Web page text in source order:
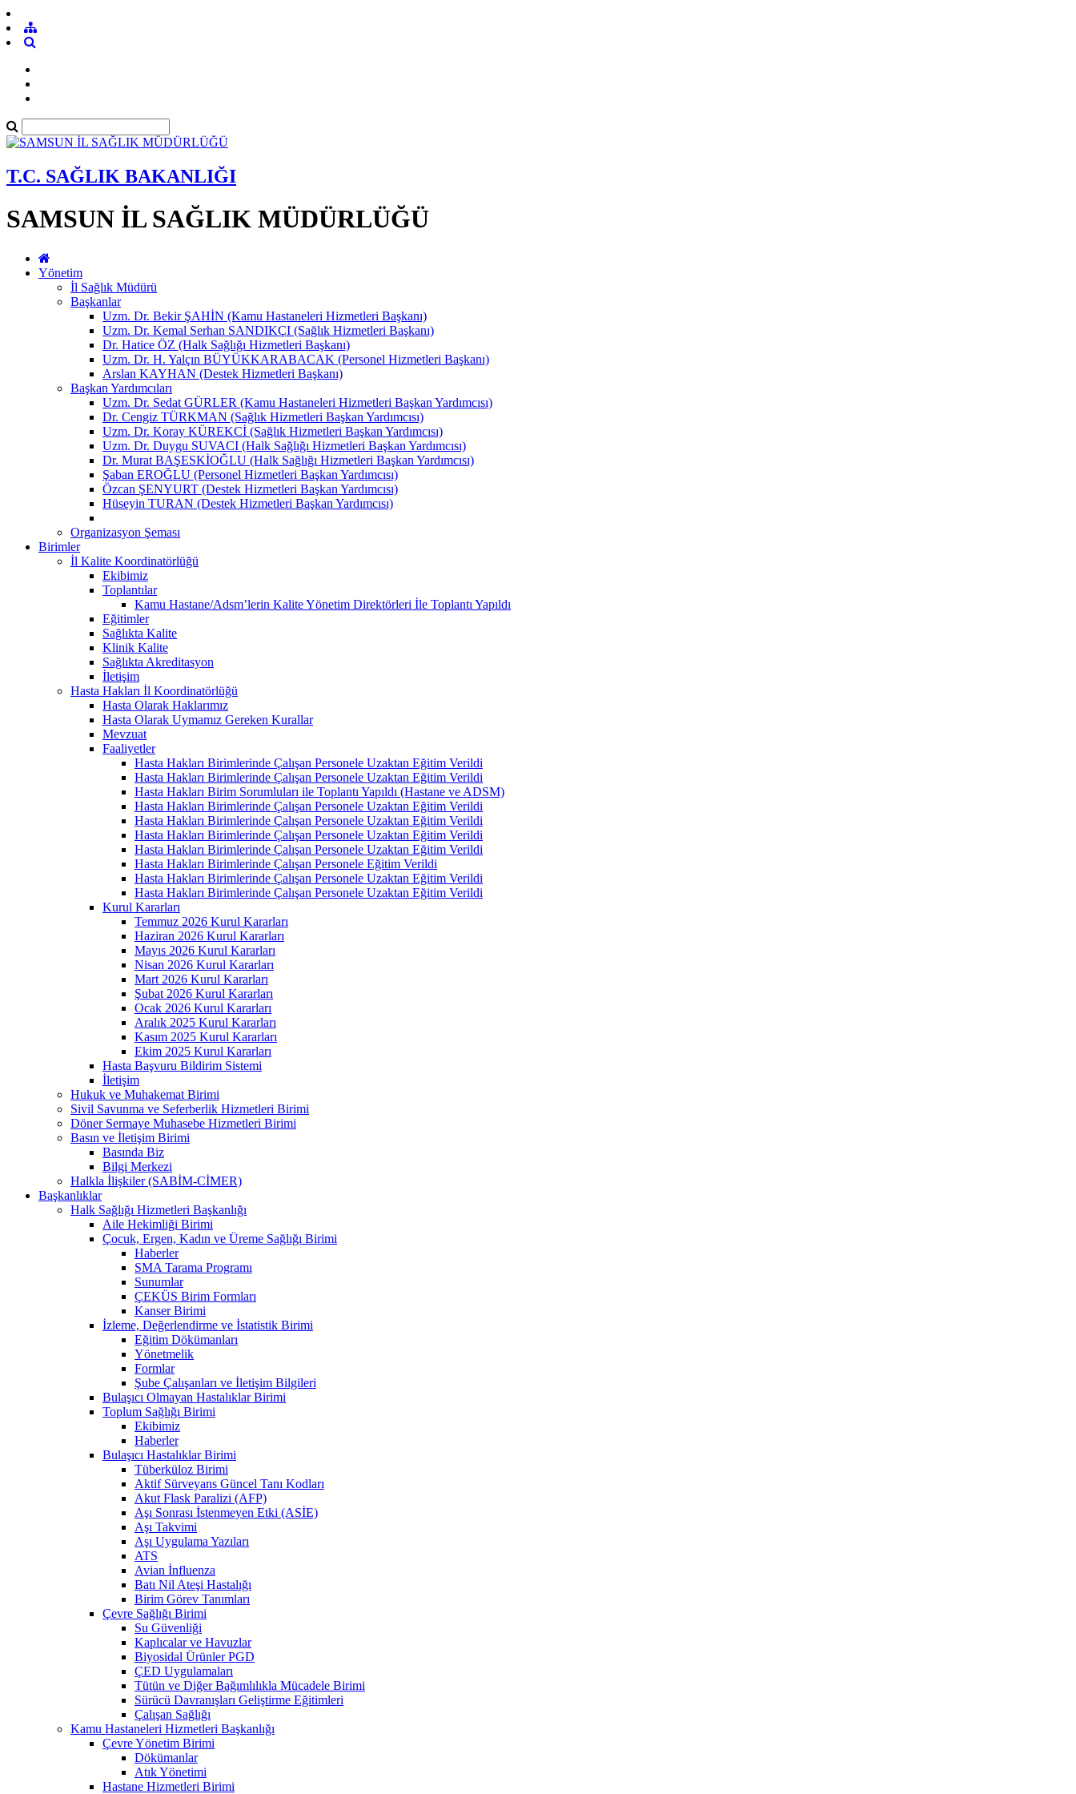
T.C. SAĞLIK BAKANLIĞI
SAMSUN İL SAĞLIK MÜDÜRLÜĞÜ
Yönetim
İl Sağlık Müdürü
Başkanlar
Uzm. Dr. Bekir ŞAHİN (Kamu Hastaneleri Hizmetleri Başkanı)
Uzm. Dr. Kemal Serhan SANDIKÇI (Sağlık Hizmetleri Başkanı)
Dr. Hatice ÖZ (Halk Sağlığı Hizmetleri Başkanı)
Uzm. Dr. H. Yalçın BÜYÜKKARABACAK (Personel Hizmetleri Başkanı)
Arslan KAYHAN (Destek Hizmetleri Başkanı)
Başkan Yardımcıları
Uzm. Dr. Sedat GÜRLER (Kamu Hastaneleri Hizmetleri Başkan Yardımcısı)
Dr. Cengiz TÜRKMAN (Sağlık Hizmetleri Başkan Yardımcısı)
Uzm. Dr. Koray KÜREKCİ (Sağlık Hizmetleri Başkan Yardımcısı)
Uzm. Dr. Duygu SUVACI (Halk Sağlığı Hizmetleri Başkan Yardımcısı)
Dr. Murat BAŞESKİOĞLU (Halk Sağlığı Hizmetleri Başkan Yardımcısı)
Şaban EROĞLU (Personel Hizmetleri Başkan Yardımcısı)
Özcan ŞENYURT (Destek Hizmetleri Başkan Yardımcısı)
Hüseyin TURAN (Destek Hizmetleri Başkan Yardımcısı)
Organizasyon Şeması
Birimler
İl Kalite Koordinatörlüğü
Ekibimiz
Toplantılar
Kamu Hastane/Adsm’lerin Kalite Yönetim Direktörleri İle Toplantı Yapıldı
Eğitimler
Sağlıkta Kalite
Klinik Kalite
Sağlıkta Akreditasyon
İletişim
Hasta Hakları İl Koordinatörlüğü
Hasta Olarak Haklarımız
Hasta Olarak Uymamız Gereken Kurallar
Mevzuat
Faaliyetler
Hasta Hakları Birimlerinde Çalışan Personele Uzaktan Eğitim Verildi
Hasta Hakları Birimlerinde Çalışan Personele Uzaktan Eğitim Verildi
Hasta Hakları Birim Sorumluları ile Toplantı Yapıldı (Hastane ve ADSM)
Hasta Hakları Birimlerinde Çalışan Personele Uzaktan Eğitim Verildi
Hasta Hakları Birimlerinde Çalışan Personele Uzaktan Eğitim Verildi
Hasta Hakları Birimlerinde Çalışan Personele Uzaktan Eğitim Verildi
Hasta Hakları Birimlerinde Çalışan Personele Uzaktan Eğitim Verildi
Hasta Hakları Birimlerinde Çalışan Personele Eğitim Verildi
Hasta Hakları Birimlerinde Çalışan Personele Uzaktan Eğitim Verildi
Hasta Hakları Birimlerinde Çalışan Personele Uzaktan Eğitim Verildi
Kurul Kararları
Temmuz 2026 Kurul Kararları
Haziran 2026 Kurul Kararları
Mayıs 2026 Kurul Kararları
Nisan 2026 Kurul Kararları
Mart 2026 Kurul Kararları
Şubat 2026 Kurul Kararları
Ocak 2026 Kurul Kararları
Aralık 2025 Kurul Kararları
Kasım 2025 Kurul Kararları
Ekim 2025 Kurul Kararları
Hasta Başvuru Bildirim Sistemi
İletişim
Hukuk ve Muhakemat Birimi
Sivil Savunma ve Seferberlik Hizmetleri Birimi
Döner Sermaye Muhasebe Hizmetleri Birimi
Basın ve İletişim Birimi
Basında Biz
Bilgi Merkezi
Halkla İlişkiler (SABİM-CİMER)
Başkanlıklar
Halk Sağlığı Hizmetleri Başkanlığı
Aile Hekimliği Birimi
Çocuk, Ergen, Kadın ve Üreme Sağlığı Birimi
Haberler
SMA Tarama Programı
Sunumlar
ÇEKÜS Birim Formları
Kanser Birimi
İzleme, Değerlendirme ve İstatistik Birimi
Eğitim Dökümanları
Yönetmelik
Formlar
Şube Çalışanları ve İletişim Bilgileri
Bulaşıcı Olmayan Hastalıklar Birimi
Toplum Sağlığı Birimi
Ekibimiz
Haberler
Bulaşıcı Hastalıklar Birimi
Tüberküloz Birimi
Aktif Sürveyans Güncel Tanı Kodları
Akut Flask Paralizi (AFP)
Aşı Sonrası İstenmeyen Etki (ASİE)
Aşı Takvimi
Aşı Uygulama Yazıları
ATS
Avian İnfluenza
Batı Nil Ateşi Hastalığı
Birim Görev Tanımları
Çevre Sağlığı Birimi
Su Güvenliği
Kaplıcalar ve Havuzlar
Biyosidal Ürünler PGD
ÇED Uygulamaları
Tütün ve Diğer Bağımlılıkla Mücadele Birimi
Sürücü Davranışları Geliştirme Eğitimleri
Çalışan Sağlığı
Kamu Hastaneleri Hizmetleri Başkanlığı
Çevre Yönetim Birimi
Dökümanlar
Atık Yönetimi
Hastane Hizmetleri Birimi